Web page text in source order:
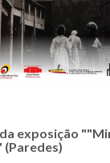
exposição
(Paredes)